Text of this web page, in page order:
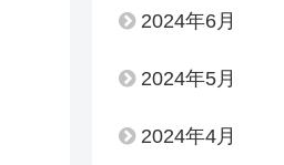
2024年6月
2024年5月
2024年4月